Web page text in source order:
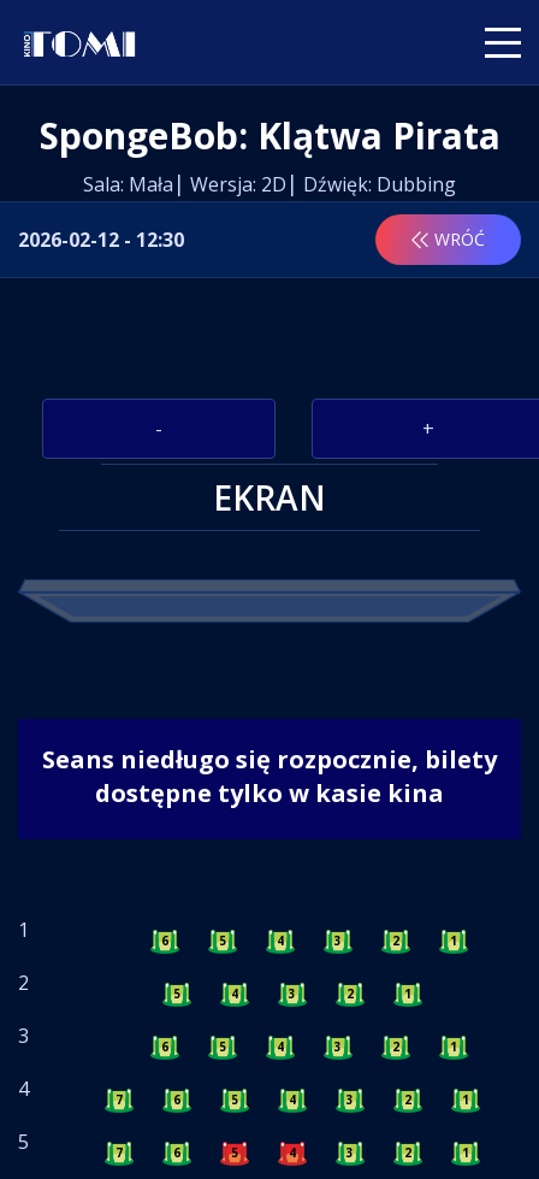
SpongeBob: Klątwa Pirata
Sala: Mała Wersja: 2D Dźwięk: Dubbing
WRÓĆ
2026-02-12 - 12:30
- +
EKRAN
Seans niedługo się rozpocznie, bilety
dostępne tylko w kasie kina
1 6 5 4 3 2 1
2 5 4 3 2 1
3 6 5 4 3 2 1
4 7 6 5 4 3 2 1
5 7 6 5 4 3 2 1